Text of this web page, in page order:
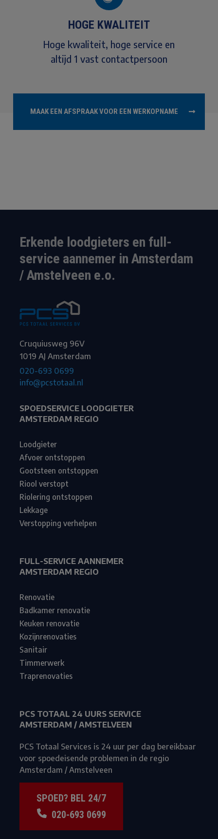
HOGE KWALITEIT
Hoge kwaliteit, hoge service en
altijd 1 vast contactpersoon
MAAK EEN AFSPRAAK VOOR EEN WERKOPNAME
Erkende loodgieters en full-
service aannemer in Amsterdam
/ Amstelveen e.o.
Cruquiusweg 96V
1019 AJ Amsterdam
020-693 0699
info@pcstotaal.nl
SPOEDSERVICE LOODGIETER
AMSTERDAM REGIO
Loodgieter
Afvoer ontstoppen
Gootsteen ontstoppen
Riool verstopt
Riolering ontstoppen
Lekkage
Verstopping verhelpen
FULL-SERVICE AANNEMER
AMSTERDAM REGIO
Renovatie
Badkamer renovatie
Keuken renovatie
Kozijnrenovaties
Sanitair
Timmerwerk
Traprenovaties
PCS TOTAAL 24 UURS SERVICE
AMSTERDAM / AMSTELVEEN
PCS Totaal Services is 24 uur per dag bereikbaar
voor spoedeisende problemen in de regio
Amsterdam / Amstelveen
SPOED? BEL 24/7
020-693 0699